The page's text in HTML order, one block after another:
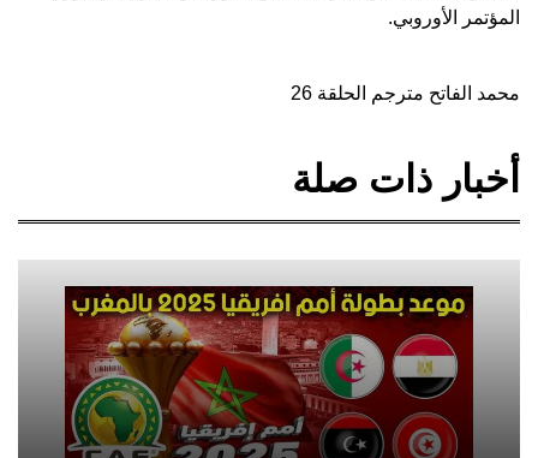
المؤتمر الأوروبي.
محمد الفاتح مترجم الحلقة 26
أخبار ذات صلة